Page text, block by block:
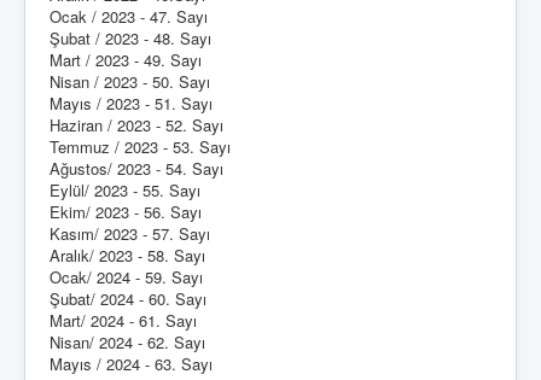
Ocak / 2023 - 47. Sayı
Şubat / 2023 - 48. Sayı
Mart / 2023 - 49. Sayı
Nisan / 2023 - 50. Sayı
Mayıs / 2023 - 51. Sayı
Haziran / 2023 - 52. Sayı
Temmuz / 2023 - 53. Sayı
Ağustos/ 2023 - 54. Sayı
Eylül/ 2023 - 55. Sayı
Ekim/ 2023 - 56. Sayı
Kasım/ 2023 - 57. Sayı
Aralık/ 2023 - 58. Sayı
Ocak/ 2024 - 59. Sayı
Şubat/ 2024 - 60. Sayı
Mart/ 2024 - 61. Sayı
Nisan/ 2024 - 62. Sayı
Mayıs / 2024 - 63. Sayı